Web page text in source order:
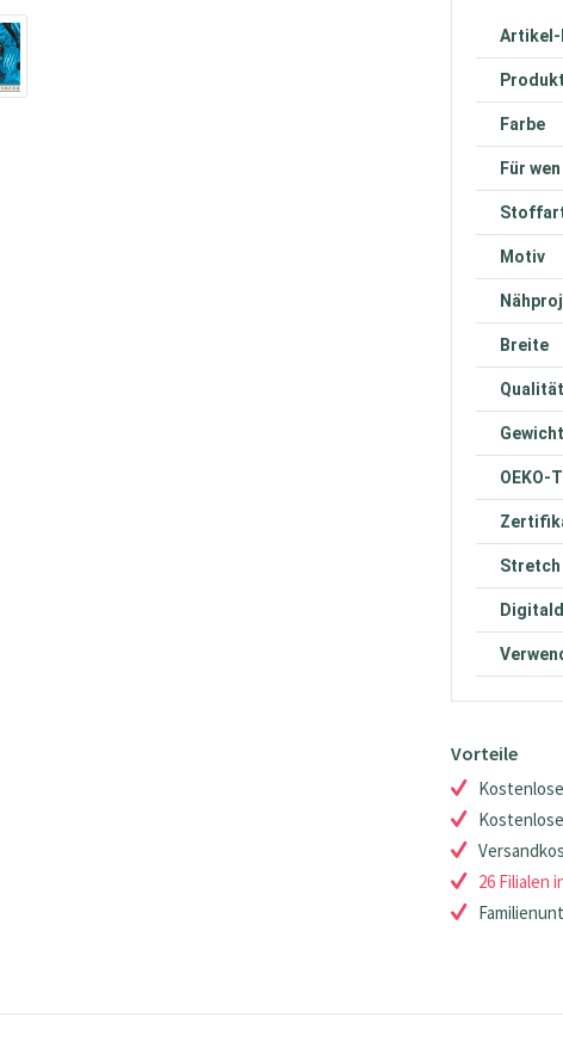
Artikel-
Farbe
Für wen
Motiv
Breite
Qualität
Gewicht
OEKO-
Stretch
Vorteile
26 Filialen